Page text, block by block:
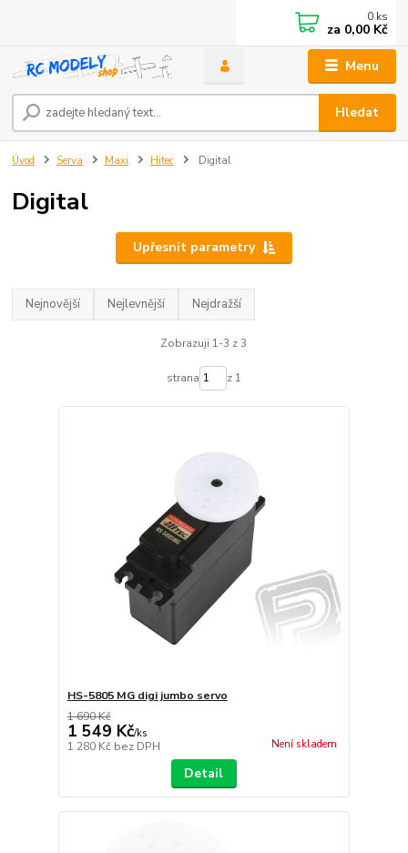
Menu
Hledat
0 ks
za 0,00 Kč
Úvod Serva Maxi Hitec Digital
Digital
Upřesnit parametry
Nejnovější Nejlevnější Nejdražší
Zobrazuji 1-3 z 3
strana z 1
HS-5805 MG digi jumbo servo
1 690 Kč
1 549 Kč/ks
1 280 Kč bez DPH Není skladem
Detail